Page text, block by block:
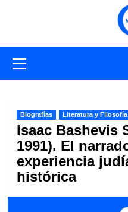
primario
Biografías Literatura y Filosofía
Isaac Bashevis
1991). El
experiencia
histórica